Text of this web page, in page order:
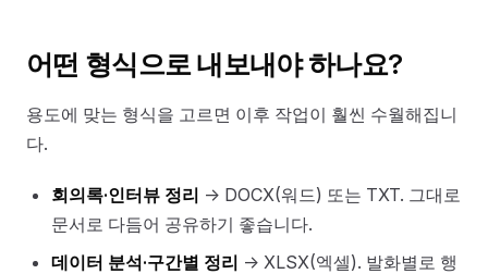
어떤 형식으로 내보내야 하나요?
용도에 맞는 형식을 고르면 이후 작업이 훨씬 수월해집니
다.
회의록·인터뷰 정리 → DOCX(워드) 또는 TXT. 그대로
문서로 다듬어 공유하기 좋습니다.
데이터 분석·구간별 정리 → XLSX(엑셀). 발화별로 행